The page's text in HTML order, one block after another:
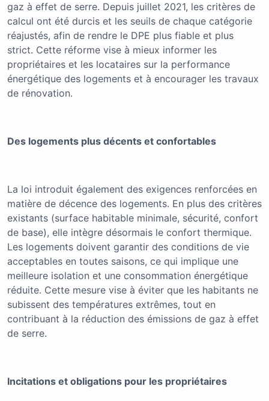
gaz à effet de serre. Depuis juillet 2021, les critères de
calcul ont été durcis et les seuils de chaque catégorie
réajustés, afin de rendre le DPE plus fiable et plus
strict. Cette réforme vise à mieux informer les
propriétaires et les locataires sur la performance
énergétique des logements et à encourager les travaux
de rénovation.
Des logements plus décents et confortables
La loi introduit également des exigences renforcées en
matière de décence des logements. En plus des critères
existants (surface habitable minimale, sécurité, confort
de base), elle intègre désormais le confort thermique.
Les logements doivent garantir des conditions de vie
acceptables en toutes saisons, ce qui implique une
meilleure isolation et une consommation énergétique
réduite. Cette mesure vise à éviter que les habitants ne
subissent des températures extrêmes, tout en
contribuant à la réduction des émissions de gaz à effet
de serre.
Incitations et obligations pour les propriétaires